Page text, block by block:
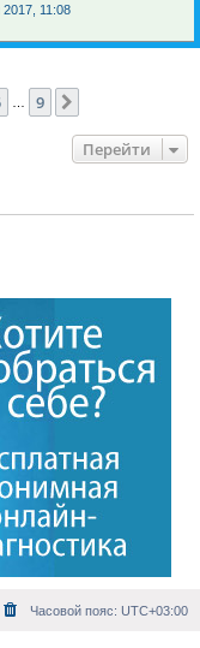
11:08
9
Перейти
Часовой пояс: UTC+03:00